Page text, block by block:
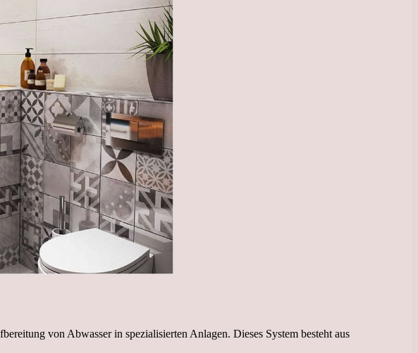
von Abwasser in spezialisierten Anlagen. Dieses System besteht aus